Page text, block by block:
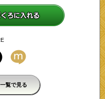
覧で見る